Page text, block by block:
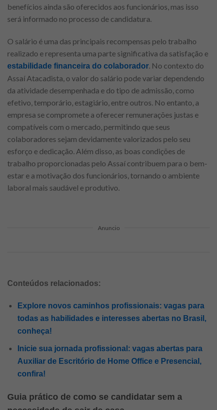
benefícios ainda são oferecidos aos funcionários, mas isso
será informado no processo de candidatura.
O salário é uma das principais recompensas pelo trabalho
realizado e representa uma parte significativa da satisfação e
estabilidade financeira do colaborador . No contexto do
Assaí Atacadista, o valor do salário pode variar dependendo
da atividade desempenhada e do tipo de admissão, como
efetivo, temporário, estagiário, entre outros. No entanto, a
empresa se compromete a oferecer remunerações justas e
compatíveis com o mercado, permitindo que seus
colaboradores sejam devidamente valorizados pelo seu
esforço e dedicação. Além disso, as boas condições de
trabalho proporcionadas pelo Assaí contribuem para o bem-
estar e a motivação dos funcionários, tornando o ambiente
laboral mais saudável e produtivo.
Anuncio
Conteúdos relacionados:
Explore novos caminhos profissionais: vagas para
todas as habilidades e interesses abertas no Brasil,
conheça!
Inicie sua jornada profissional: vagas abertas para
Auxiliar de Escritório de Home Office e Presencial,
confira!
Guia prático de como se candidatar sem a